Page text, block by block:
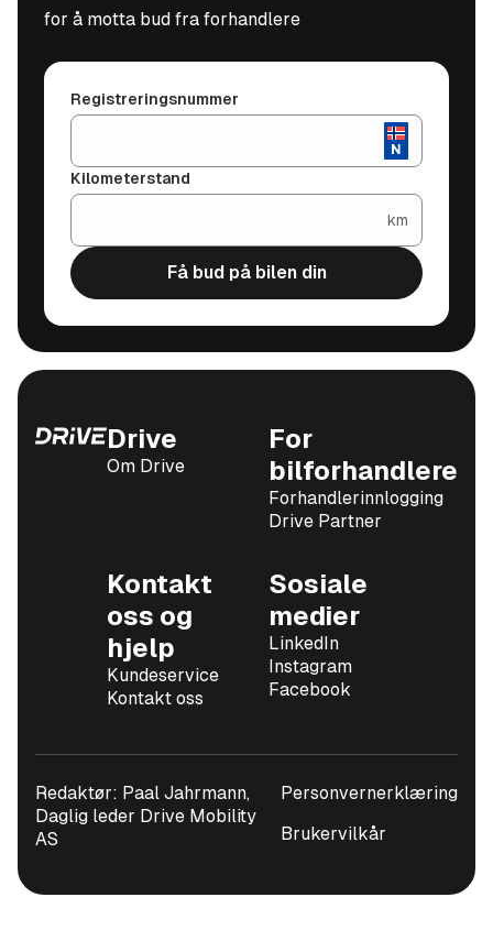
for å motta bud fra forhandlere
Registreringsnummer
Kilometerstand
km
Få bud på bilen din
Drive
Om Drive
For
bilforhandlere
Forhandlerinnlogging
Drive Partner
Kontakt
oss og
hjelp
Kundeservice
Kontakt oss
Sosiale
medier
LinkedIn
Instagram
Facebook
Redaktør: Paal Jahrmann,
Daglig leder Drive Mobility
AS
Personvernerklæring
Brukervilkår